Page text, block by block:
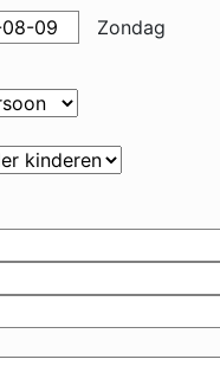
Zondag